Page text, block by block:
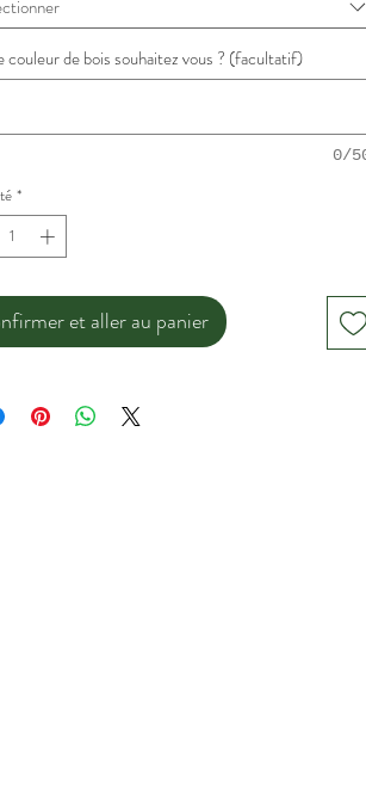
couleur de bois souhaitez vous ? (facultatif)
0/
*
et aller au panier